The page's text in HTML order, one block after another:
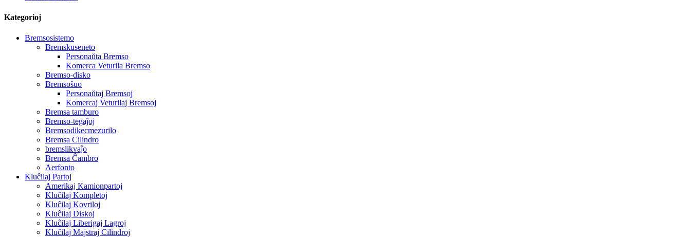
Kategorioj
Bremsosistemo
Bremskuseneto
Personaŭta Bremso
Komerca Veturila Bremso
Bremso-disko
Bremsoŝuo
Personaŭtaj Bremsoj
Komercaj Veturilaj Bremsoj
Bremsa tamburo
Bremso-tegaĵoj
Bremsodikecmezurilo
Bremsa Cilindro
bremslikvaĵo
Bremsa Ĉambro
Aerfonto
Kluĉilaj Partoj
Amerikaj Kamionpartoj
Kluĉilaj Kompletoj
Kluĉilaj Kovriloj
Kluĉilaj Diskoj
Kluĉilaj Liberigaj Lagroj
Kluĉilaj Majstraj Cilindroj